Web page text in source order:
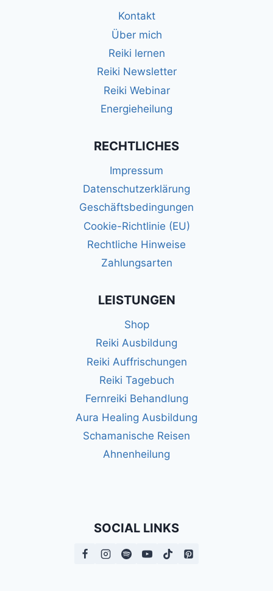
Kontakt
Über mich
Reiki lernen
Reiki Newsletter
Reiki Webinar
Energieheilung
RECHTLICHES
Impressum
Datenschutzerklärung
Geschäftsbedingungen
Cookie-Richtlinie (EU)
Rechtliche Hinweise
Zahlungsarten
LEISTUNGEN
Shop
Reiki Ausbildung
Reiki Auffrischungen
Reiki Tagebuch
Fernreiki Behandlung
Aura Healing Ausbildung
Schamanische Reisen
Ahnenheilung
SOCIAL LINKS